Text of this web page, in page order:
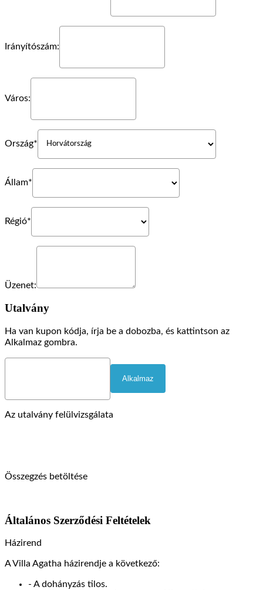
Irányítószám:
Város:
Ország*
Állam*
Régió*
Üzenet:
Utalvány
Ha van kupon kódja, írja be a dobozba, és kattintson az
Alkalmaz gombra.
Az utalvány felülvizsgálata
Összegzés betöltése
Általános Szerződési Feltételek
Házirend
A Villa Agatha házirendje a következő:
- A dohányzás tilos.